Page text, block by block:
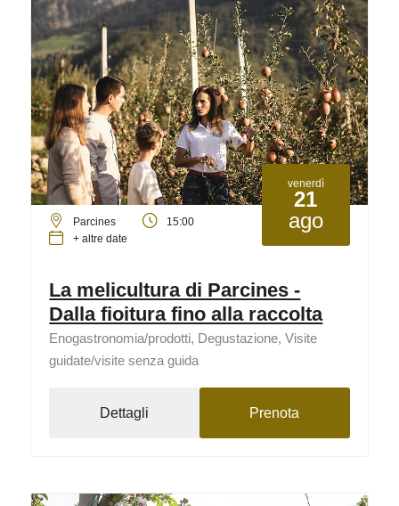
venerdì
21
ago
Parcines
15:00
+ altre date
La melicultura di Parcines -
Dalla fioitura fino alla raccolta
Enogastronomia/prodotti, Degustazione, Visite
guidate/visite senza guida
Dettagli Prenota